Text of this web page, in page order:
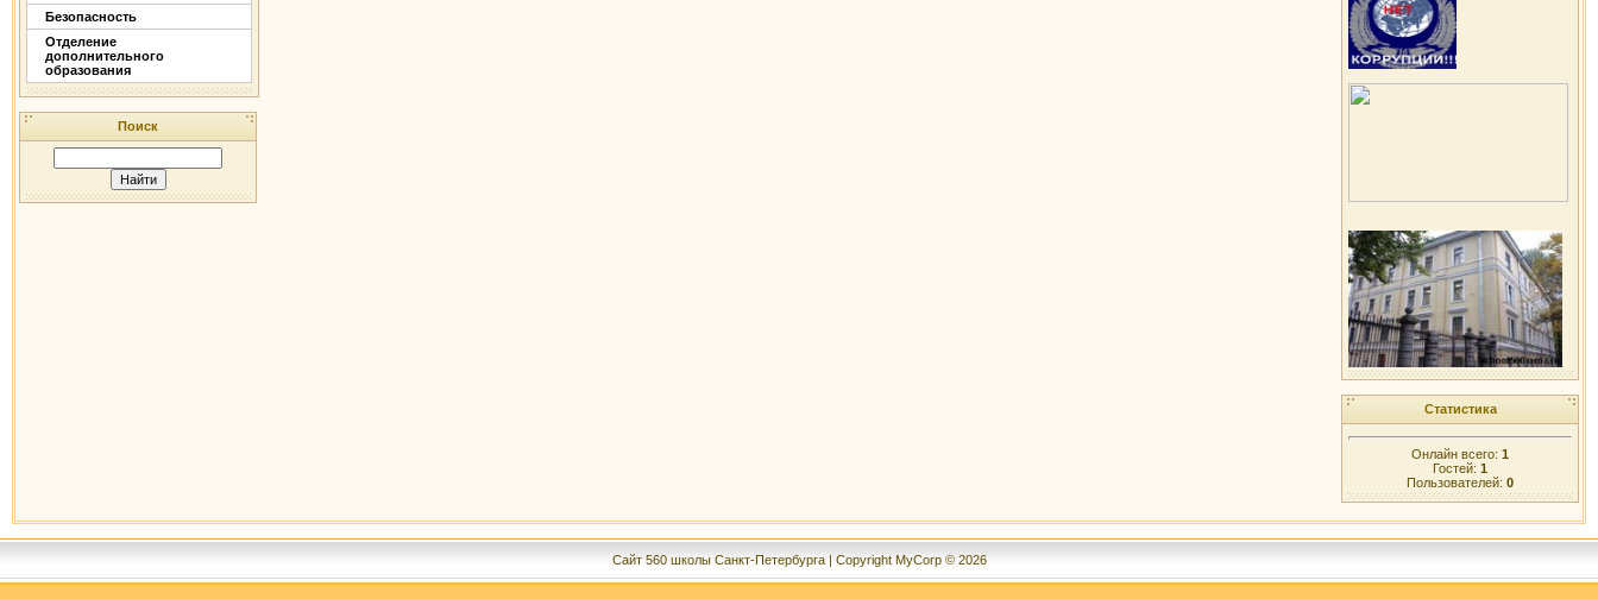
Безопасность
Отделение
дополнительного
образования
Поиск
Статистика
Онлайн всего: 1
Гостей: 1
Пользователей: 0
Сайт 560 школы Санкт-Петербурга | Copyright MyCorp © 2026